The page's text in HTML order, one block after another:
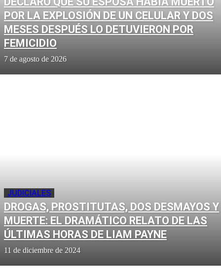
POR LA EXPLOSIÓN DE UN CELULAR Y DOS
MESES DESPUÉS LO DETUVIERON POR
FEMICIDIO
7 de agosto de 2026
JUDICIALES
DROGAS, PROSTITUTAS, DOS DESMAYOS Y
MUERTE: EL DRAMÁTICO RELATO DE LAS
ÚLTIMAS HORAS DE LIAM PAYNE
11 de diciembre de 2024